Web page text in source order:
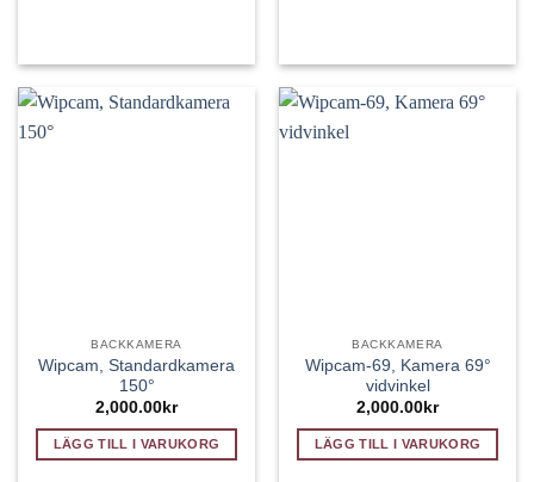
BACKKAMERA
Wipcam, Standardkamera
150°
2,000.00 kr
LÄGG TILL I VARUKORG
BACKKAMERA
Wipcam-69, Kamera 69°
vidvinkel
2,000.00 kr
LÄGG TILL I VARUKORG